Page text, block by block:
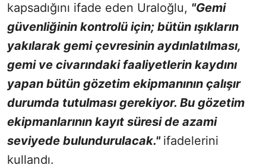
kapsadığını ifade eden Uraloğlu, "Gemi
güvenliğinin kontrolü için; bütün ışıkların
yakılarak gemi çevresinin aydınlatılması,
gemi ve civarındaki faaliyetlerin kaydını
yapan bütün gözetim ekipmanının çalışır
durumda tutulması gerekiyor. Bu gözetim
ekipmanlarının kayıt süresi de azami
seviyede bulundurulacak." ifadelerini
kullandı.